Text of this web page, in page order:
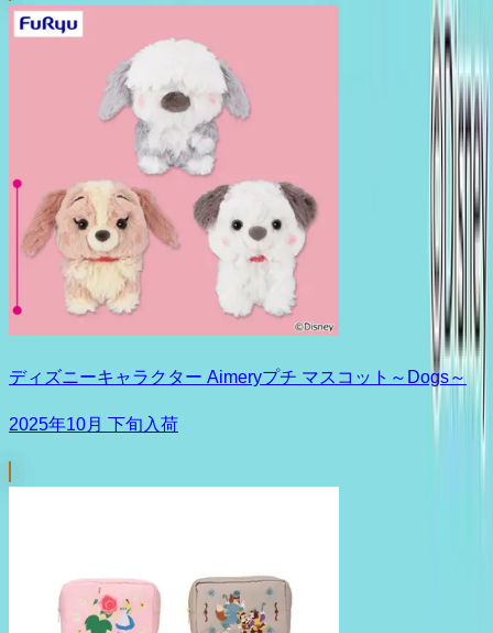
ディズニーキャラクター Aimeryプチ マスコット～Dogs～
2025年10月 下旬入荷